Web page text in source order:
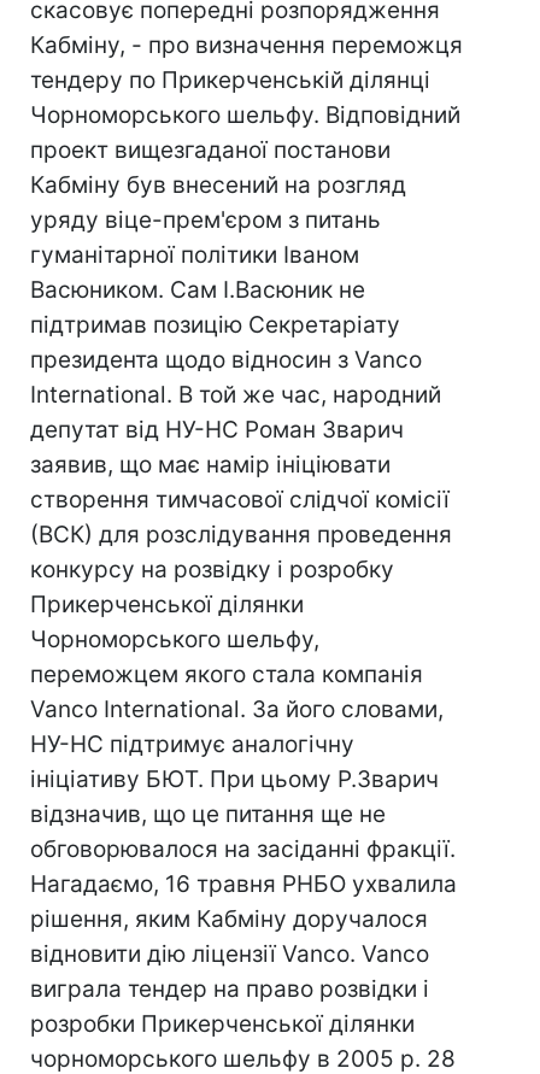
скасовує попередні розпорядження
Кабміну, - про визначення переможця
тендеру по Прикерченській ділянці
Чорноморського шельфу. Відповідний
проект вищезгаданої постанови
Кабміну був внесений на розгляд
уряду віце-прем'єром з питань
гуманітарної політики Іваном
Васюником. Сам І.Васюник не
підтримав позицію Секретаріату
президента щодо відносин з Vanco
International. В той же час, народний
депутат від НУ-НС Роман Зварич
заявив, що має намір ініціювати
створення тимчасової слідчої комісії
(ВСК) для розслідування проведення
конкурсу на розвідку і розробку
Прикерченської ділянки
Чорноморського шельфу,
переможцем якого стала компанія
Vanco International. За його словами,
НУ-НС підтримує аналогічну
ініціативу БЮТ. При цьому Р.Зварич
відзначив, що це питання ще не
обговорювалося на засіданні фракції.
Нагадаємо, 16 травня РНБО ухвалила
рішення, яким Кабміну доручалося
відновити дію ліцензії Vanco. Vanco
виграла тендер на право розвідки і
розробки Прикерченської ділянки
чорноморського шельфу в 2005 р. 28